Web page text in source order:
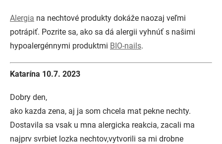
Alergia na nechtové produkty dokáže naozaj veľmi
potrápiť. Pozrite sa, ako sa dá alergii vyhnúť s našimi
hypoalergénnymi produktmi BIO-nails.
Katarína 10.7. 2023
Dobry den,
ako kazda zena, aj ja som chcela mat pekne nechty.
Dostavila sa vsak u mna alergicka reakcia, zacali ma
najprv svrbiet lozka nechtov,vytvorili sa mi drobne